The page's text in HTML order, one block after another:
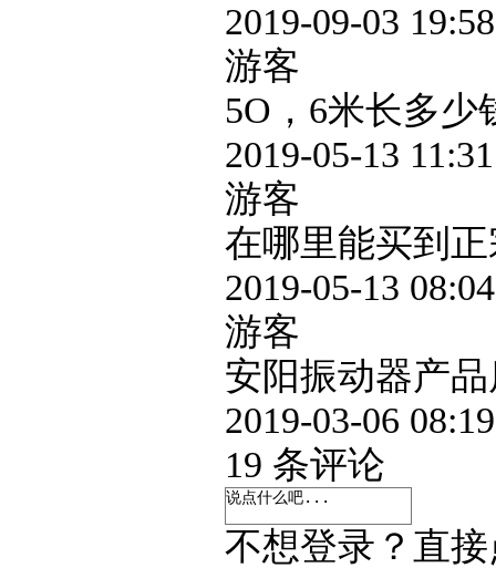
2019-09-03
游客
5O，6米长多少
2019-05-13
游客
在哪里能买到
2019-05-13
游客
安阳振动器产
2019-03-06
19 条评论
不想登录？直